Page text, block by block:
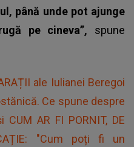
până unde pot ajunge
pe cineva”, spune
ale Iulianei Beregoi
Ce spune despre
AR FI PORNIT, DE
"Cum poți fi un